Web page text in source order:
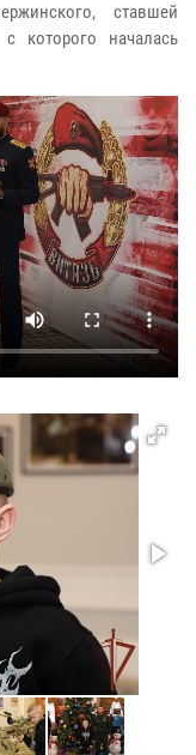
ставшей
которого началась